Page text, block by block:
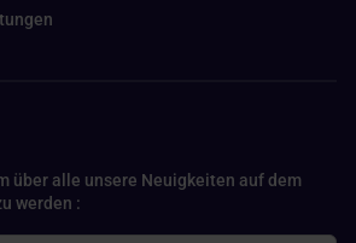
über alle unsere Neuigkeiten auf dem
werden :